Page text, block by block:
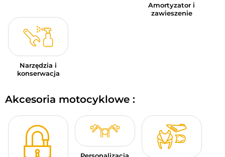
Amortyzator i
zawieszenie
Narzędzia i
konserwacja
Akcesoria motocyklowe :
Personalizacja